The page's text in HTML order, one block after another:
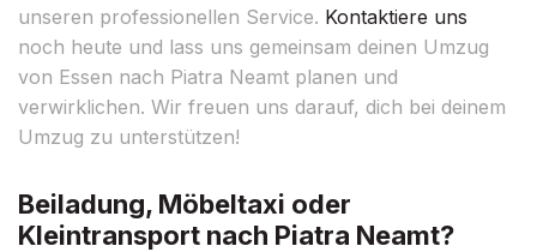
unseren professionellen Service. Kontaktiere uns
noch heute und lass uns gemeinsam deinen Umzug
von Essen nach Piatra Neamt planen und
verwirklichen. Wir freuen uns darauf, dich bei deinem
Umzug zu unterstützen!
Beiladung, Möbeltaxi oder
Kleintransport nach Piatra Neamt?